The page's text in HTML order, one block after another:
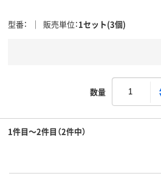
型番 販売単位 1セット(3個)
数量
1件目～2件目（2件中）